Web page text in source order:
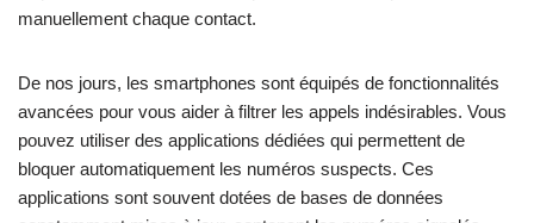
manuellement chaque contact.
De nos jours, les smartphones sont équipés de fonctionnalités
avancées pour vous aider à filtrer les appels indésirables. Vous
pouvez utiliser des applications dédiées qui permettent de
bloquer automatiquement les numéros suspects. Ces
applications sont souvent dotées de bases de données